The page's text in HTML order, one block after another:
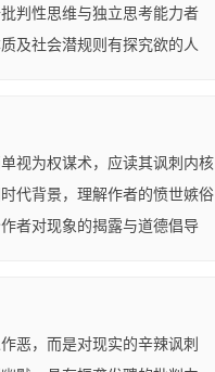
判性思维与独立思考能力者
及社会潜规则有探究欲的人
视为权谋术，应读其讽刺内核
代背景，理解作者的愤世嫉俗
者对现象的揭露与道德倡导
恶，而是对现实的辛辣讽刺